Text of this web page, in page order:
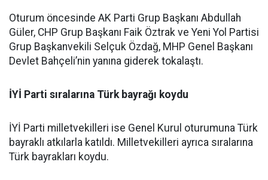
Oturum öncesinde AK Parti Grup Başkanı Abdullah
Güler, CHP Grup Başkanı Faik Öztrak ve Yeni Yol Partisi
Grup Başkanvekili Selçuk Özdağ, MHP Genel Başkanı
Devlet Bahçeli’nin yanına giderek tokalaştı.
İYİ Parti sıralarına Türk bayrağı koydu
İYİ Parti milletvekilleri ise Genel Kurul oturumuna Türk
bayraklı atkılarla katıldı. Milletvekilleri ayrıca sıralarına
Türk bayrakları koydu.